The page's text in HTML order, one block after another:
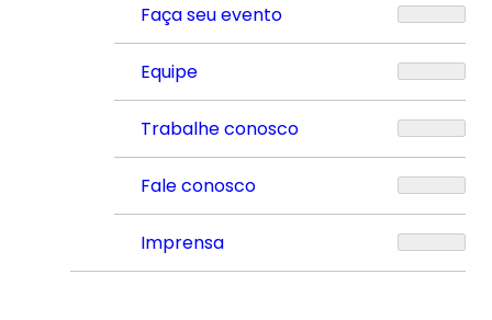
Faça seu evento
Equipe
Trabalhe conosco
Fale conosco
Imprensa